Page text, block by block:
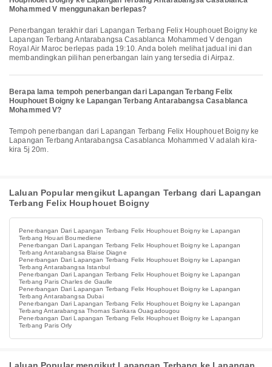
Mohammed V menggunakan berlepas?
Penerbangan terakhir dari Lapangan Terbang Felix Houphouet Boigny ke
Lapangan Terbang Antarabangsa Casablanca Mohammed V dengan
Royal Air Maroc berlepas pada 19:10. Anda boleh melihat jadual ini dan
membandingkan pilihan penerbangan lain yang tersedia di Airpaz.
Berapa lama tempoh penerbangan dari Lapangan Terbang Felix
Houphouet Boigny ke Lapangan Terbang Antarabangsa Casablanca
Mohammed V?
Tempoh penerbangan dari Lapangan Terbang Felix Houphouet Boigny ke
Lapangan Terbang Antarabangsa Casablanca Mohammed V adalah kira-
kira 5j 20m.
Laluan Popular mengikut Lapangan Terbang dari Lapangan
Terbang Felix Houphouet Boigny
Penerbangan Dari Lapangan Terbang Felix Houphouet Boigny ke Lapangan
Terbang Houari Boumediene
Penerbangan Dari Lapangan Terbang Felix Houphouet Boigny ke Lapangan
Terbang Antarabangsa Blaise Diagne
Penerbangan Dari Lapangan Terbang Felix Houphouet Boigny ke Lapangan
Terbang Antarabangsa Istanbul
Penerbangan Dari Lapangan Terbang Felix Houphouet Boigny ke Lapangan
Terbang Paris Charles de Gaulle
Penerbangan Dari Lapangan Terbang Felix Houphouet Boigny ke Lapangan
Terbang Antarabangsa Dubai
Penerbangan Dari Lapangan Terbang Felix Houphouet Boigny ke Lapangan
Terbang Antarabangsa Thomas Sankara Ouagadougou
Penerbangan Dari Lapangan Terbang Felix Houphouet Boigny ke Lapangan
Terbang Paris Orly